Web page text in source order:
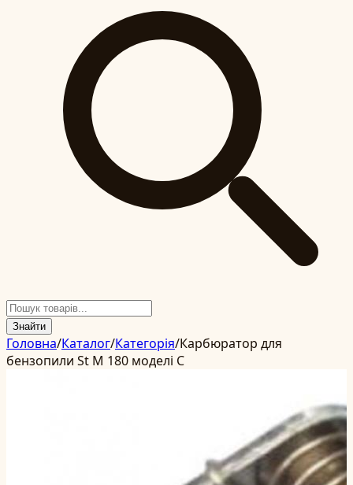
Знайти
Головна/Каталог/Категорія/Карбюратор для
бензопили St M 180 моделі C